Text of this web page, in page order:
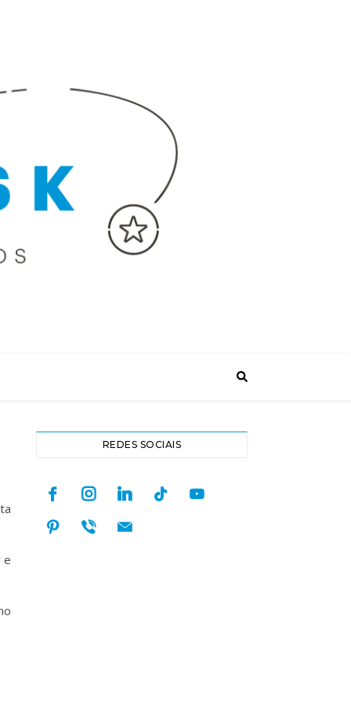
e
REDES SOCIAIS
facebookinstagramlinkedintiktok youtube
pinterest
viber mail